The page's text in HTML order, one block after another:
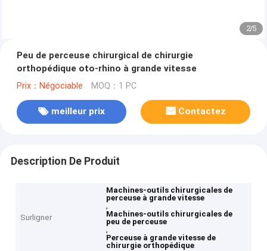
2/5
Peu de perceuse chirurgical de chirurgie
orthopédique oto-rhino à grande vitesse
Prix：Négociable MOQ：1 PC
meilleur prix Contactez
Description De Produit
Surligner
Machines-outils chirurgicales de
perceuse à grande vitesse
,
Machines-outils chirurgicales de
peu de perceuse
,
Perceuse à grande vitesse de
chirurgie orthopédique